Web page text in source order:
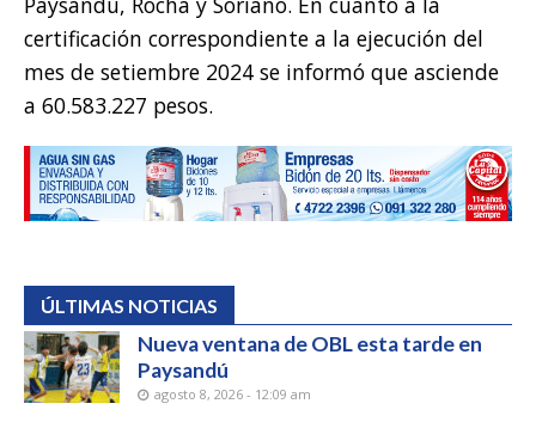
certificación correspondiente a la ejecución del
mes de setiembre 2024 se informó que asciende
a 60.583.227 pesos.
ÚLTIMAS NOTICIAS
Nueva ventana de OBL esta tarde en
Paysandú
agosto 8, 2026 - 12:09 am